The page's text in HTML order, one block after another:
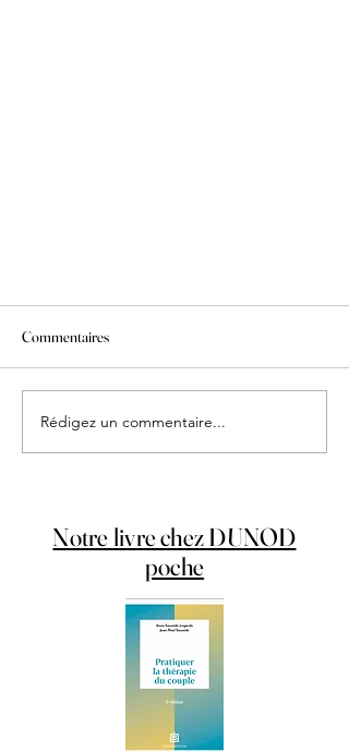
des webinaires trimestriels interactifs
Commentaires
Rédigez un commentaire...
Notre livre chez DUNOD
poche